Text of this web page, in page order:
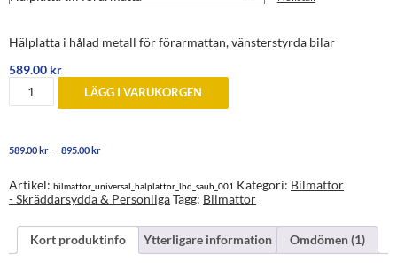
Hälplatta i hålad metall för förarmattan, vänsterstyrda bilar
589.00 kr
Lösa
hälplattor
i
för
bilmattor
mängd
LÄGG I VARUKORGEN
589.00kr – 895.00krPrisintervall:
895.00 kr
Artikel: bilmattor_universal_halplattor_lhd_sauh_001 Kategori: Bilmattor
- Skräddarsydda & PersonligaTagg: Bilmattor
Kort produktinfo Ytterligare information Omdömen (1)